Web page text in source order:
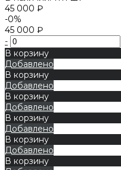
45 000 ₽
-0%
45 000 ₽
-
В корзину
Добавлено
В корзину
Добавлено
В корзину
Добавлено
В корзину
Добавлено
В корзину
Добавлено
В корзину